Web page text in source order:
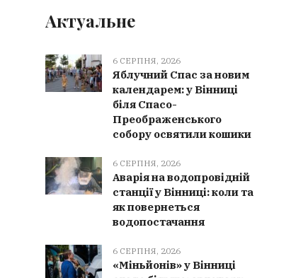
Актуальне
6 СЕРПНЯ, 2026
Яблучний Спас за новим
календарем: у Вінниці
біля Спасо-
Преображенського
собору освятили кошики
6 СЕРПНЯ, 2026
Аварія на водопровідній
станції у Вінниці: коли та
як повернеться
водопостачання
6 СЕРПНЯ, 2026
«Міньйонів» у Вінниці